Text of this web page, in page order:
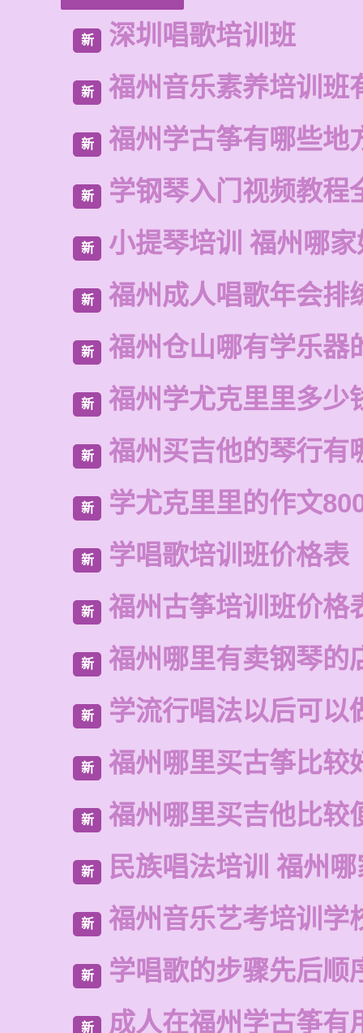
新 深圳唱歌培训班
新 福州音乐素养培训班
新 福州学古筝有哪些地
新 学钢琴入门视频教程
新 小提琴培训 福州哪
新 福州成人唱歌年会排
新 福州仓山哪有学乐器
新 福州学尤克里里多少
新 福州买吉他的琴行有
新 学尤克里里的作文
新 学唱歌培训班价格表
新 福州古筝培训班价格
新 福州哪里有卖钢琴的
新 学流行唱法以后可以
新 福州哪里买古筝比较
新 福州哪里买吉他比较
新 民族唱法培训 福州
新 福州音乐艺考培训学
新 学唱歌的步骤先后顺
新 成人在福州学古筝有